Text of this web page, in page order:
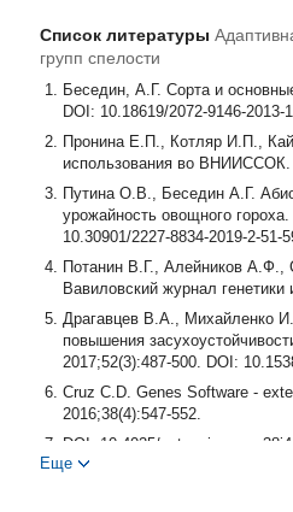
Список литературы
групп спелости
Беседин, А.Г. Сорта и
DOI: 10.18619/2072-9146-2013-
Пронина Е.П., Котляр И.П.,
использования во ВНИИССОК.
Путина О.В., Беседин А.Г.
урожайность овощного
10.30901/2227-8834-2019-2-51-
Потанин В.Г., Алейников А.Ф.,
Вавиловский журнал
Драгавцев В.А., Михайленко
повышения
2017;52(3):487-500. DOI:
Cruz C.D. Genes Software -
2016;38(4):547-552.
DOI: 10.4025/
Olivoto T., DarCol Lucio A.
Еще